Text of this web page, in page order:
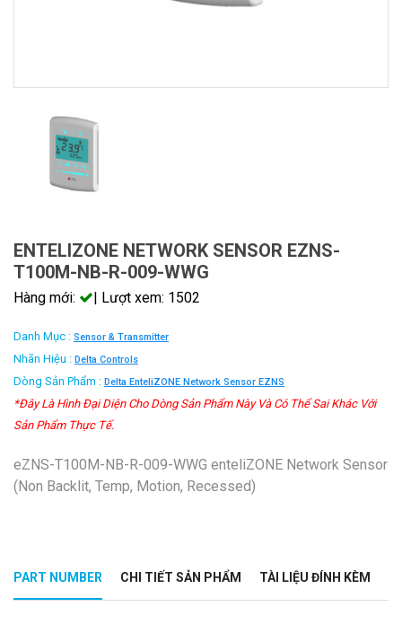
ENTELIZONE NETWORK SENSOR EZNS-
T100M-NB-R-009-WWG
Hàng mới: | Lượt xem: 1502
Danh Mục : Sensor & Transmitter
Nhãn Hiệu : Delta Controls
Dòng Sản Phẩm : Delta EnteliZONE Network Sensor EZNS
*Đây Là Hình Đại Diện Cho Dòng Sản Phẩm Này Và Có Thể Sai Khác Với
Sản Phẩm Thực Tế.
eZNS-T100M-NB-R-009-WWG enteliZONE Network Sensor
(Non Backlit, Temp, Motion, Recessed)
PART NUMBER CHI TIẾT SẢN PHẨM TÀI LIỆU ĐÍNH KÈM